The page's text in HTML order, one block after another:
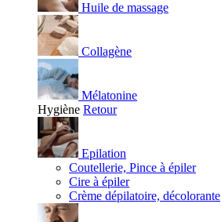
Huile de massage
Collagène
Mélatonine
Hygiène Retour
Epilation
Coutellerie, Pince à épiler
Cire à épiler
Crème dépilatoire, décolorante